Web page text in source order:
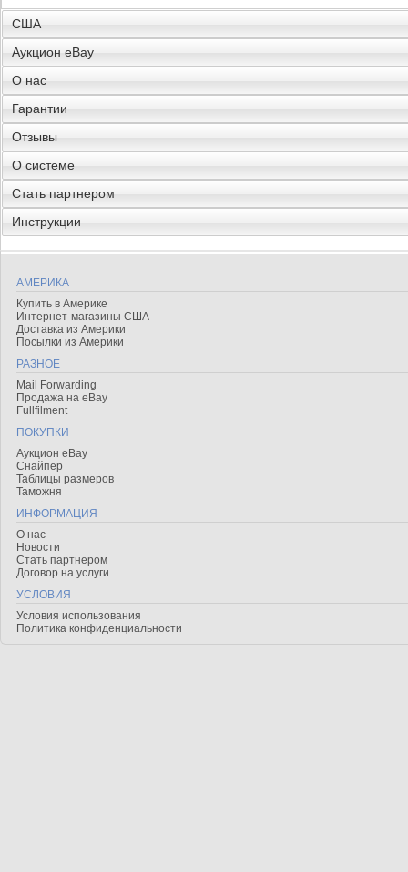
США
Аукцион eBay
О нас
Гарантии
Отзывы
О системе
Стать партнером
Инструкции
АМЕРИКА
Купить в Америке
Интернет-магазины США
Доставка из Америки
Посылки из Америки
РАЗНОЕ
Mail Forwarding
Продажа на eBay
Fullfilment
ПОКУПКИ
Аукцион eBay
Снайпер
Таблицы размеров
Таможня
ИНФОРМАЦИЯ
О нас
Новости
Стать партнером
Договор на услуги
УСЛОВИЯ
Условия использования
Политика конфиденциальности